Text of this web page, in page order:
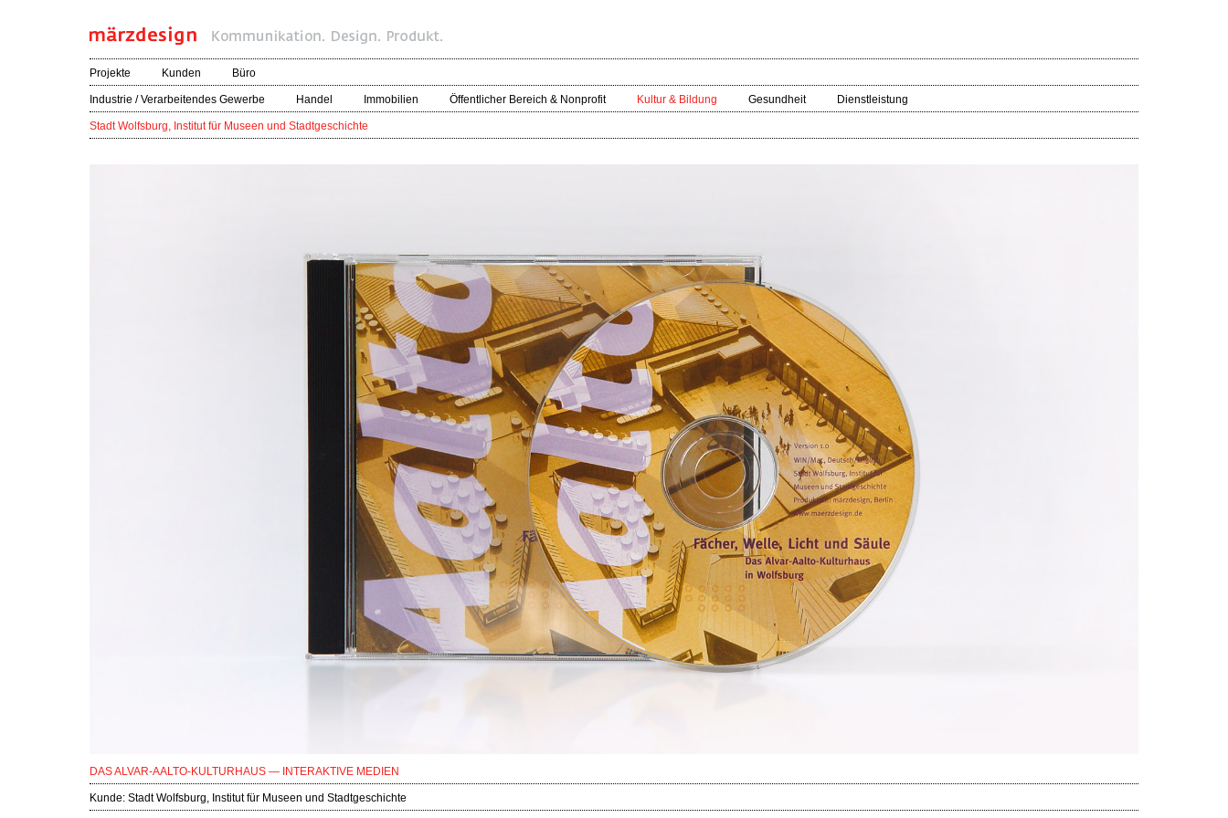
Projekte Kunden Büro
Industrie / Verarbeitendes Gewerbe Handel Immobilien Öffentlicher Bereich & Nonprofit Kultur & Bildung Gesundheit Dienstleistung
Stadt Wolfsburg, Institut für Museen und Stadtgeschichte
DAS ALVAR-AALTO-KULTURHAUS — INTERAKTIVE MEDIEN
Kunde: Stadt Wolfsburg, Institut für Museen und Stadtgeschichte